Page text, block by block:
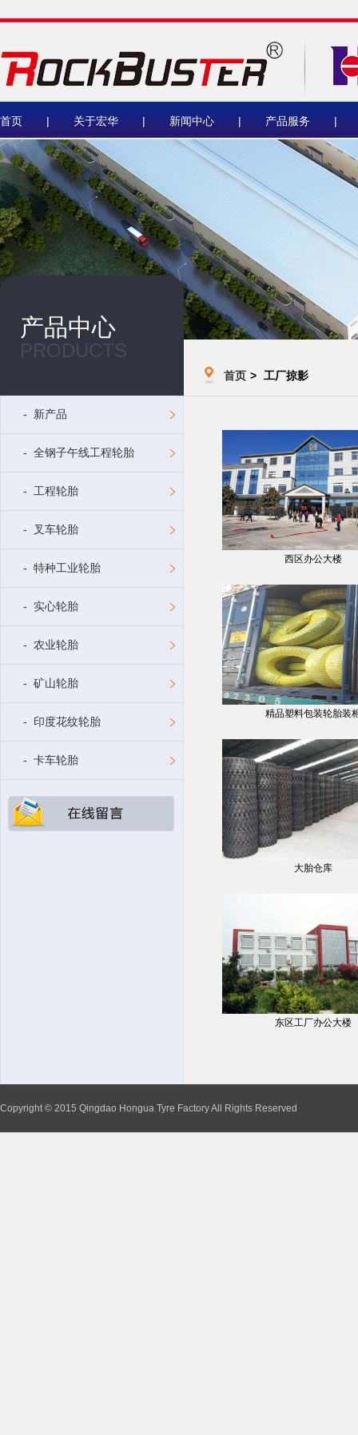
首页 | 关于宏华 | 新闻中心 | 产品服务 |
产品中心
PRODUCTS
- 新产品
- 全钢子午线工程轮胎
- 工程轮胎
- 叉车轮胎
- 特种工业轮胎
- 实心轮胎
- 农业轮胎
- 矿山轮胎
- 印度花纹轮胎
- 卡车轮胎
首页 > 工厂掠影
西区办公大楼
精品塑料包装轮胎装
大胎仓库
东区工厂办公大楼
Copyright © 2015 Qingdao Hongua Tyre Factory All Rights Reserved